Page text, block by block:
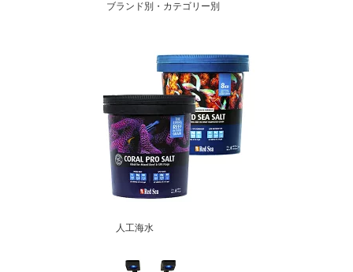
ブランド別・カテゴリー別
人工海水